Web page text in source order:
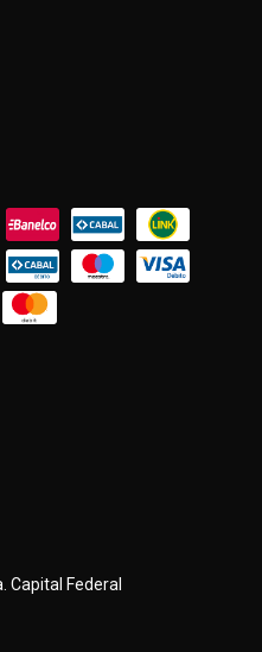
Capital Federal